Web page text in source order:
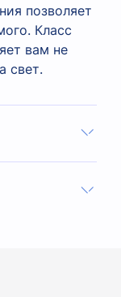
позволяет
Класс
вам не
свет.